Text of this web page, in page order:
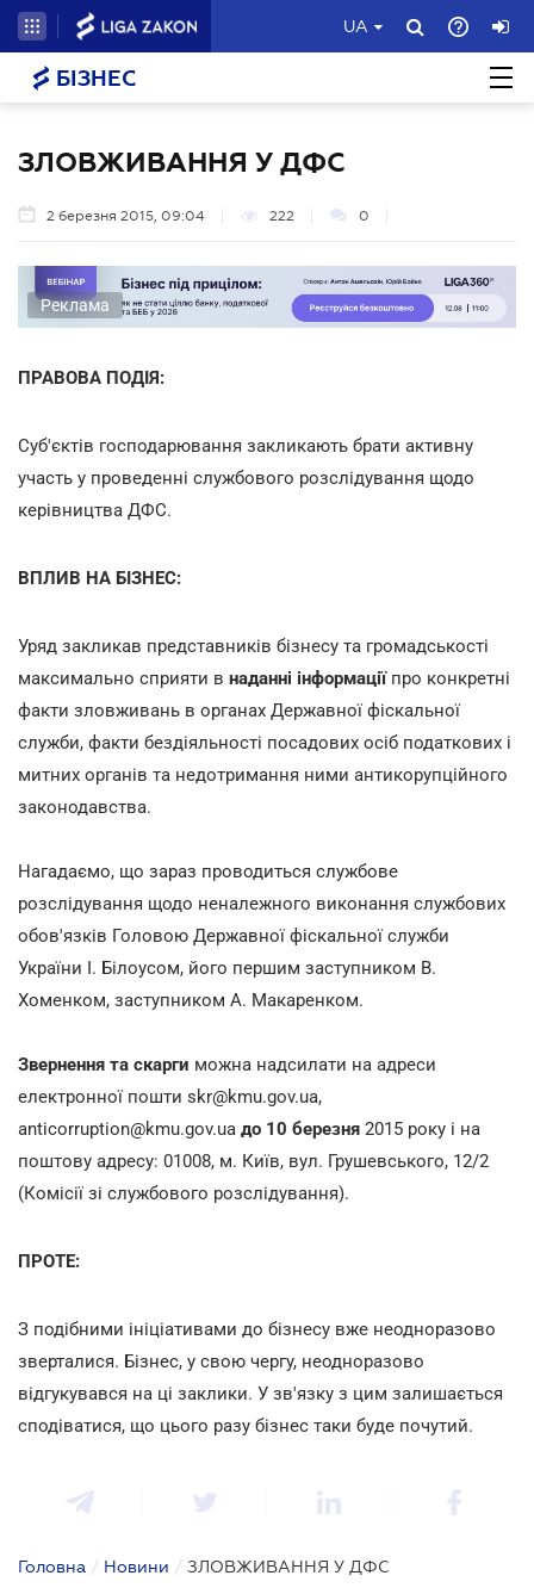
UA
БІЗНЕС
ЗЛОВЖИВАННЯ У ДФС
2 березня 2015, 09:04 222 0
Реклама
ПРАВОВА ПОДІЯ:
Суб'єктів господарювання закликають брати активну
участь у проведенні службового розслідування щодо
керівництва ДФС.
ВПЛИВ НА БІЗНЕС:
Уряд закликав представників бізнесу та громадськості
максимально сприяти в наданні інформаціїпро конкретні
факти зловживань в органах Державної фіскальної
служби, факти бездіяльності посадових осіб податкових і
митних органів та недотримання ними антикорупційного
законодавства.
Нагадаємо, що зараз проводиться службове
розслідування щодо неналежного виконання службових
обов'язків Головою Державної фіскальної служби
України І. Білоусом, його першим заступником В.
Хоменком, заступником А. Макаренком.
Звернення та скарги можна надсилати на адреси
електронної пошти skr@kmu.gov.ua,
anticorruption@kmu.gov.ua до 10 березня 2015 року і на
поштову адресу: 01008, м. Київ, вул. Грушевського, 12/2
(Комісії зі службового розслідування).
ПРОТЕ:
З подібними ініціативами до бізнесу вже неодноразово
зверталися. Бізнес, у свою чергу, неодноразово
відгукувався на ці заклики. У зв'язку з цим залишається
сподіватися, що цього разу бізнес таки буде почутий.
Головна / Новини / ЗЛОВЖИВАННЯ У ДФС